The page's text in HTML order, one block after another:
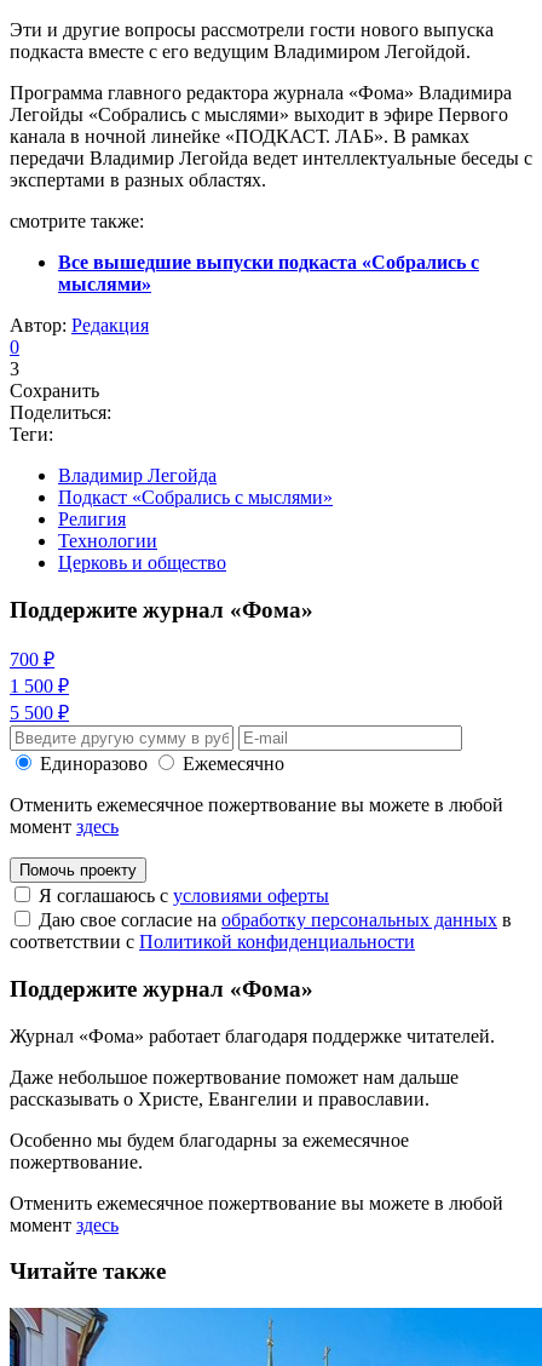
Эти и другие вопросы рассмотрели гости нового выпуска
подкаста вместе с его ведущим Владимиром Легойдой.
Программа главного редактора журнала «Фома» Владимира
Легойды «Собрались с мыслями» выходит в эфире Первого
канала в ночной линейке «ПОДКАСТ. ЛАБ». В рамках
передачи Владимир Легойда ведет интеллектуальные беседы с
экспертами в разных областях.
смотрите также:
Все вышедшие выпуски подкаста «Собрались с
мыслями»
Автор: Редакция
0
3
Сохранить
Поделиться:
Теги:
Владимир Легойда
Подкаст «Собрались с мыслями»
Религия
Технологии
Церковь и общество
Поддержите журнал «Фома»
700 ₽
1 500 ₽
5 500 ₽
Единоразово
Ежемесячно
Отменить ежемесячное пожертвование вы можете в любой
момент здесь
Помочь проекту
Я соглашаюсь с условиями оферты
Даю свое согласие на обработку персональных данных в
соответствии с Политикой конфиденциальности
Поддержите журнал «Фома»
Журнал «Фома» работает благодаря поддержке читателей.
Даже небольшое пожертвование поможет нам дальше
рассказывать о Христе, Евангелии и православии.
Особенно мы будем благодарны за ежемесячное
пожертвование.
Отменить ежемесячное пожертвование вы можете в любой
момент здесь
Читайте также